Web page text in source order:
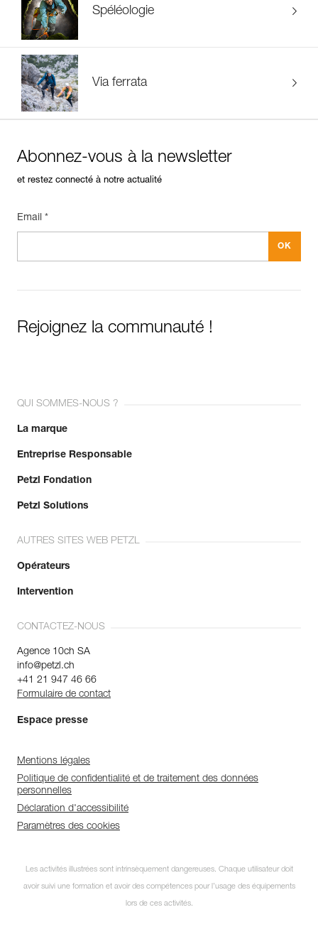
Spéléologie
Via ferrata
Abonnez-vous à la newsletter
et restez connecté à notre actualité
Email *
Rejoignez la communauté !
QUI SOMMES-NOUS ?
La marque
Entreprise Responsable
Petzl Fondation
Petzl Solutions
AUTRES SITES WEB PETZL
Opérateurs
Intervention
CONTACTEZ-NOUS
Agence 10ch SA
info@petzl.ch
+41 21 947 46 66
Formulaire de contact
Espace presse
Mentions légales
Politique de confidentialité et de traitement des données
personnelles
Déclaration d'accessibilité
Paramètres des cookies
Les activités illustrées sont intrinsèquement dangereuses. Chaque utilisateur doit
avoir suivi une formation et avoir des compétences pour l’usage des équipements
lors de ces activités.